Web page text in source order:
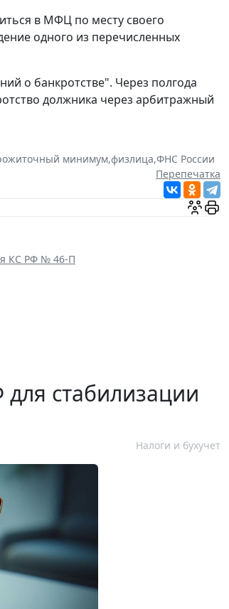
в МФЦ по месту своего
одного из перечисленных
о банкротстве". Через полгода
должника через арбитражный
минимум,физлица,ФНС России
Перепечатка
КС РФ № 46-П
для стабилизации
Налоги и бухучет